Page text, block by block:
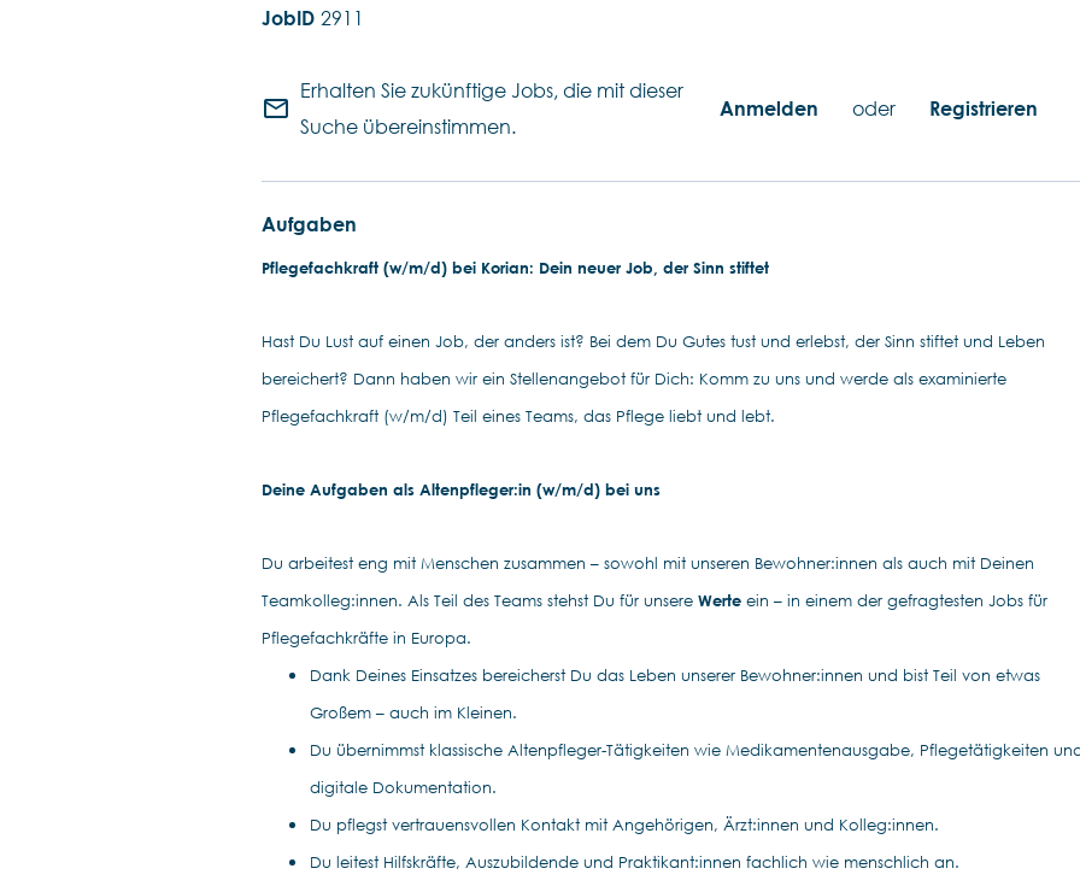
2911
mail_outline
Erhalten Sie zukünftige Jobs, die mit dieser
Suche übereinstimmen.
Anmelden oder Registrieren
Aufgaben
Pflegefachkraft (w/m/d) bei Korian: Dein neuer Job, der Sinn stiftet
Hast Du Lust auf einen Job, der anders ist? Bei dem Du Gutes tust und erlebst, der Sinn stiftet und Leben
bereichert? Dann haben wir ein Stellenangebot für Dich: Komm zu uns und werde als examinierte
Pflegefachkraft (w/m/d) Teil eines Teams, das Pflege liebt und lebt.
Deine Aufgaben als Altenpfleger:in (w/m/d) bei uns
Du arbeitest eng mit Menschen zusammen – sowohl mit unseren Bewohner:innen als auch mit Deinen
Teamkolleg:innen. Als Teil des Teams stehst Du für unsere Werte ein – in einem der gefragtesten Jobs für
Pflegefachkräfte in Europa.
Dank Deines Einsatzes bereicherst Du das Leben unserer Bewohner:innen und bist Teil von etwas
Großem – auch im Kleinen.
Du übernimmst klassische Altenpfleger-Tätigkeiten wie Medikamentenausgabe, Pflegetätigkeiten
digitale Dokumentation.
Du pflegst vertrauensvollen Kontakt mit Angehörigen, Ärzt:innen und Kolleg:innen.
Du leitest Hilfskräfte, Auszubildende und Praktikant:innen fachlich wie menschlich an.